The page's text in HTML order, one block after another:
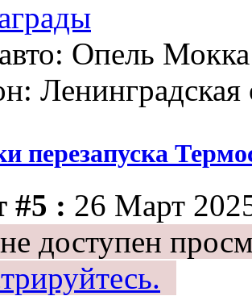
Опель
Ленинградская
перезапуска
#5 : 26 Март
доступен